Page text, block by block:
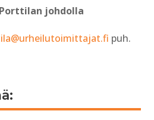
johdolla
puh.